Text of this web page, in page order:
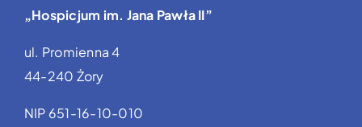
„Hospicjum im. Jana Pawła II”
ul. Promienna 4
44-240 Żory
NIP 651-16-10-010